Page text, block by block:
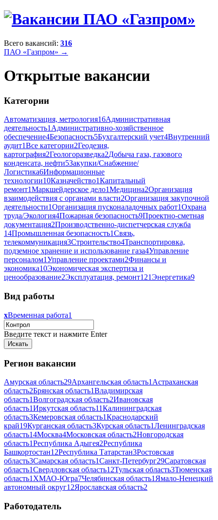
Всего вакансий: 316
ПАО «Газпром» →
Открытые вакансии
Категории
Автоматизация, метрология16Административная
деятельность1Административно-хозяйственное
обеспечение4Безопасность5Бухгалтерский учет4Внутренний
аудит1Все категории2Геодезия,
картография2Геологоразведка2Добыча газа, газового
конденсата, нефти5Закупки/Снабжение/
Логистика6Информационные
технологии10Казначейство1Капитальный
ремонт1Маркшейдерское дело1Медицина2Организация
взаимодействия с органами власти2Организация закупочной
деятельности1Организация пусконаладочных работ1Охрана
труда/Экология4Пожарная безопасность9Проектно-сметная
документация2Производственно-диспетчерская служба
14Промышленная безопасность1Связь,
телекоммуникация3Строительство4Транспортировка,
подземное хранение и использование газа4Управление
персоналом1Управление проектами2Финансы и
экономика10Экономическая экспертиза и
ценообразование2Эксплуатация, ремонт121Энергетика9
Вид работы
xВременная работа1
Введите текст и нажмите Enter
Регион вакансии
Амурская область29Архангельская область1 Астраханская
область2Брянская область1Владимирская
область1Волгоградская область2Ивановская
область1Иркутская область11Калининградская
область3Кемеровская область1Краснодарский
край19Курганская область3Курская область1Ленинградская
область14Москва4Московская область2Новгородская
область1Республика Адыгея2Республика
Башкортостан12Республика Татарстан3Ростовская
область3Самарская область1Санкт-Петербург29Саратовская
область1Свердловская область12Тульская область3Тюменская
область1 ХМАО-Югра7Челябинская область1 Ямало-Ненецкий
автономный округ12Ярославская область2
Работодатель